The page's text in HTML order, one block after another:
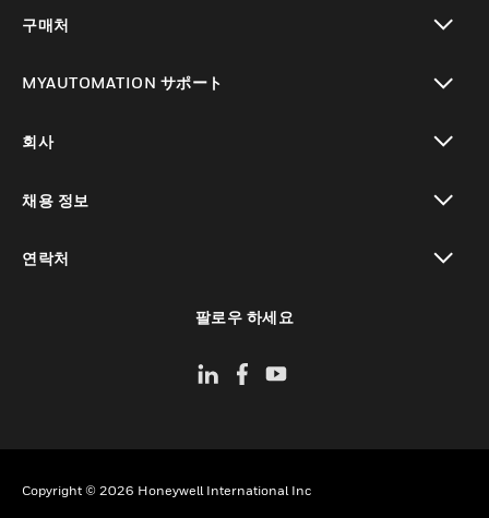
구매처
MYAUTOMATION サポート
회사
채용 정보
연락처
팔로우 하세요
Copyright © 2026 Honeywell International Inc